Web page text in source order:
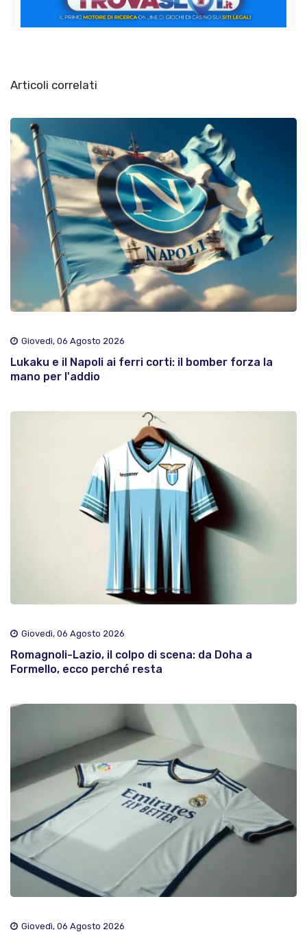
Articoli correlati
Giovedì, 06 Agosto 2026
Lukaku e il Napoli ai ferri corti: il bomber forza la
mano per l'addio
Giovedì, 06 Agosto 2026
Romagnoli-Lazio, il colpo di scena: da Doha a
Formello, ecco perché resta
Giovedì, 06 Agosto 2026